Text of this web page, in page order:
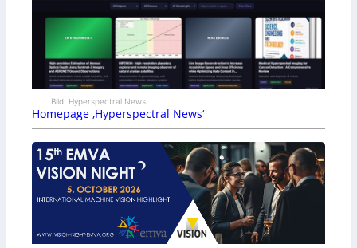
Bild: Hyperspectral News
Homepage ‚Hyperspectral News‘